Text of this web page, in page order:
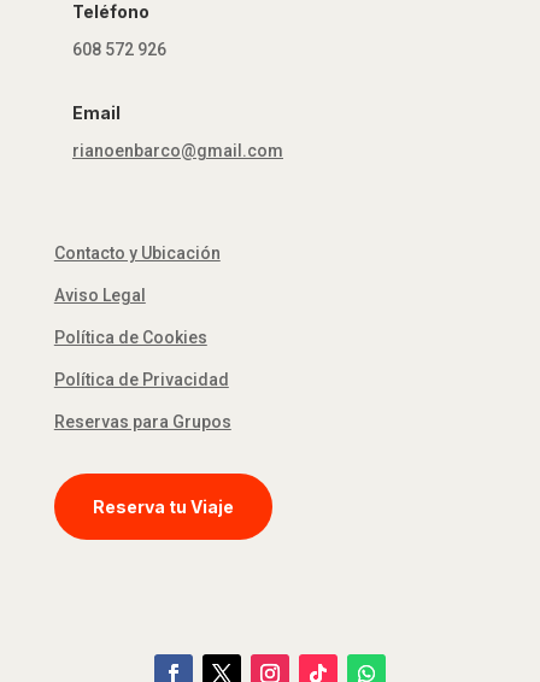
Teléfono
608 572 926
Email
rianoenbarco@gmail.com
Contacto y Ubicación
Aviso Legal
Política de Cookies
Política de Privacidad
Reservas para Grupos
Reserva tu Viaje